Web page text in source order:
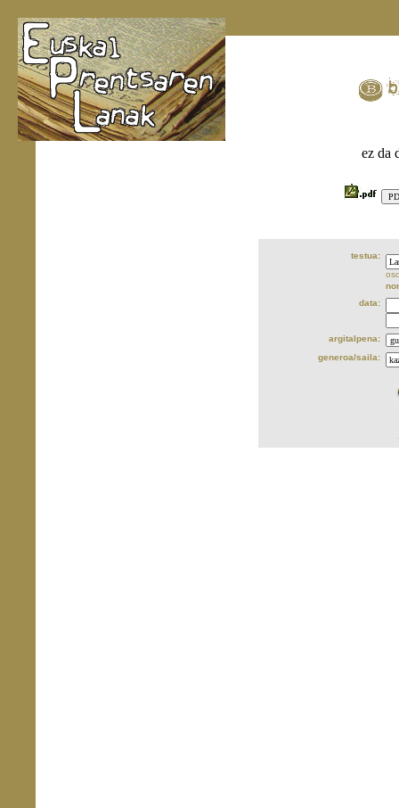
ez da
testua:
data:
argitalpena:
generoa/saila: